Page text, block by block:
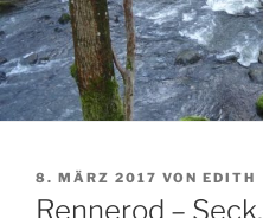
VERÖFFENTLICHT
AM
8. MÄRZ 2017 VON EDITH
Rennerod – Seck,